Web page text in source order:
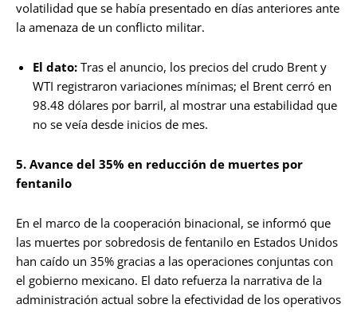
volatilidad que se había presentado en días anteriores ante
la amenaza de un conflicto militar.
El dato: Tras el anuncio, los precios del crudo Brent y
WTI registraron variaciones mínimas; el Brent cerró en
98.48 dólares por barril, al mostrar una estabilidad que
no se veía desde inicios de mes.
5. Avance del 35% en reducción de muertes por
fentanilo
En el marco de la cooperación binacional, se informó que
las muertes por sobredosis de fentanilo en Estados Unidos
han caído un 35% gracias a las operaciones conjuntas con
el gobierno mexicano. El dato refuerza la narrativa de la
administración actual sobre la efectividad de los operativos